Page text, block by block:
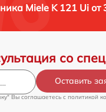
Miele K 121 Ui от
со
Оставить
Вы соглашаетесь c политикой